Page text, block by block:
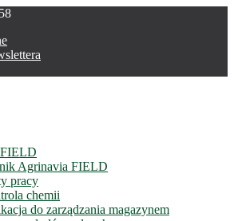
Agrinavia FIELD
pracy
chemii
do zarządzania magazynem